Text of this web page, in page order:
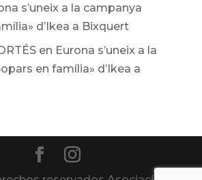
s’uneix a la campanya
d’Ikea ​​a Bixquert
en Eurona s’uneix a la
en família» d’Ikea ​​a